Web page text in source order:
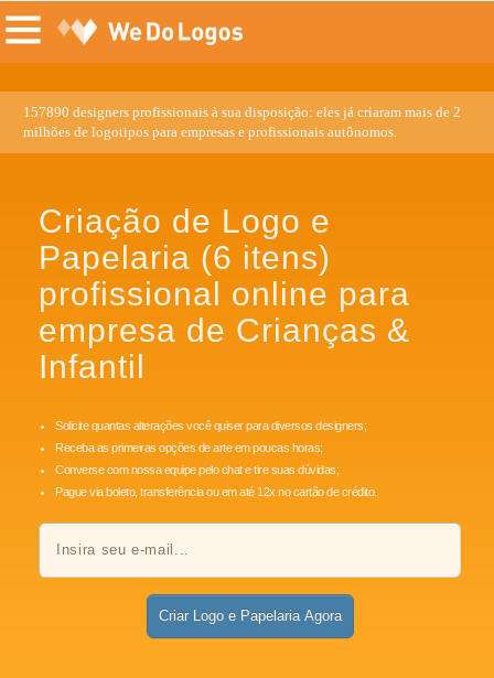
157890 designers profissionais à sua disposição: eles já criaram mais de 2
milhões de logotipos para empresas e profissionais autônomos.
Criação de Logo e
Papelaria (6 itens)
profissional online para
empresa de Crianças &
Infantil
Solicite quantas alterações você quiser para diversos designers;
Receba as primeiras opções de arte em poucas horas;
Converse com nossa equipe pelo chat e tire suas dúvidas;
Pague via boleto, transferência ou em até 12x no cartão de crédito.
Criar Logo e Papelaria Agora